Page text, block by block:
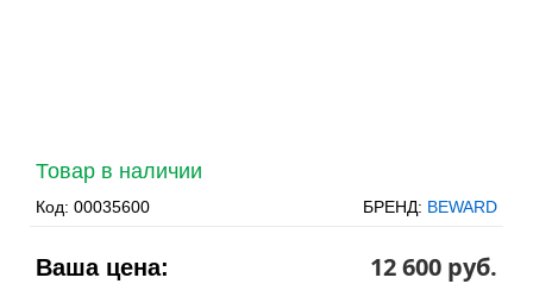
Товар в наличии
Код: 00035600 БРЕНД: BEWARD
Ваша цена: 12 600 pуб.